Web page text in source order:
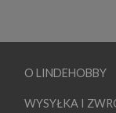
O LINDEHOBBY
WYSYŁKA I